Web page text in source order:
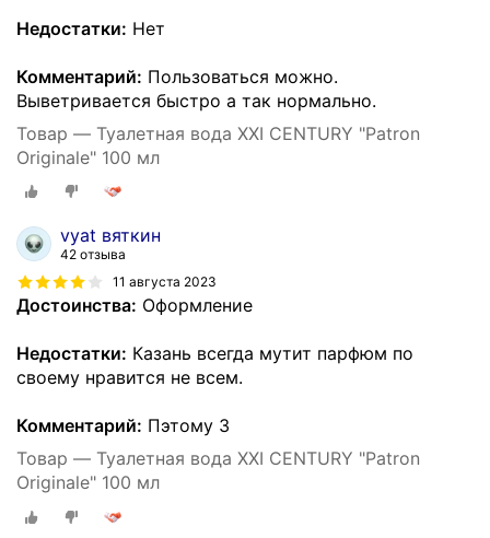
Недостатки: Нет
Комментарий: Пользоваться можно.
Выветривается быстро а так нормально.
Товар — Туалетная вода XXI CENTURY "Patron
Originale" 100 мл
vyat вяткин
42 отзыва
11 августа 2023
Достоинства: Оформление
Недостатки: Казань всегда мутит парфюм по
своему нравится не всем.
Комментарий: Пэтому 3
Товар — Туалетная вода XXI CENTURY "Patron
Originale" 100 мл